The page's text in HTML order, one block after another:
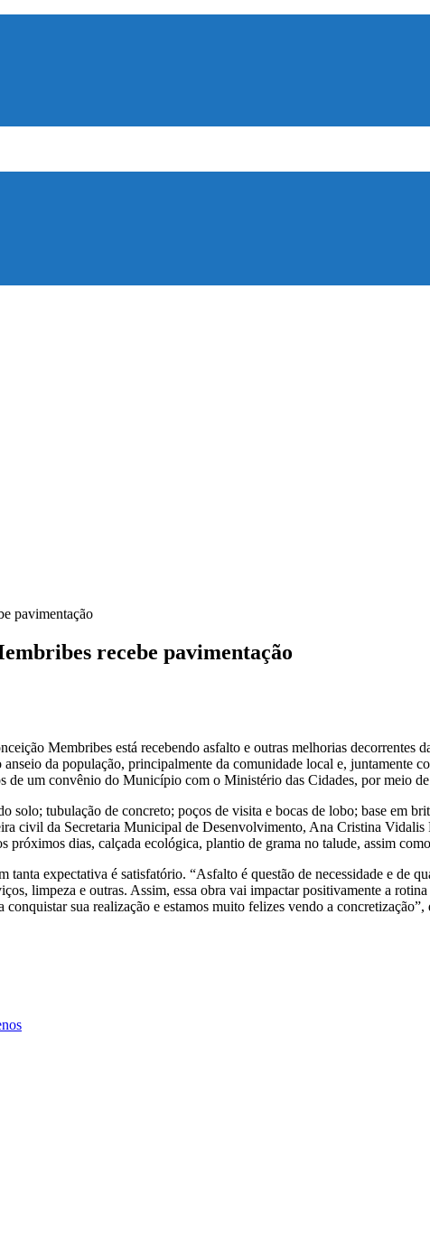
pavimentação
recebe pavimentação
Membribes está recebendo asfalto e outras melhorias decorrentes
da população, principalmente da comunidade local e, juntamente
um convênio do Município com o Ministério das Cidades, por meio
solo; tubulação de concreto; poços de visita e bocas de lobo; base em
civil da Secretaria Municipal de Desenvolvimento, Ana Cristina Vidalis
próximos dias, calçada ecológica, plantio de grama no talude, assim
expectativa é satisfatório. “Asfalto é questão de necessidade e de
limpeza e outras. Assim, essa obra vai impactar positivamente a
sua realização e estamos muito felizes vendo a